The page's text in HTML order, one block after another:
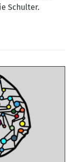
Schulter.